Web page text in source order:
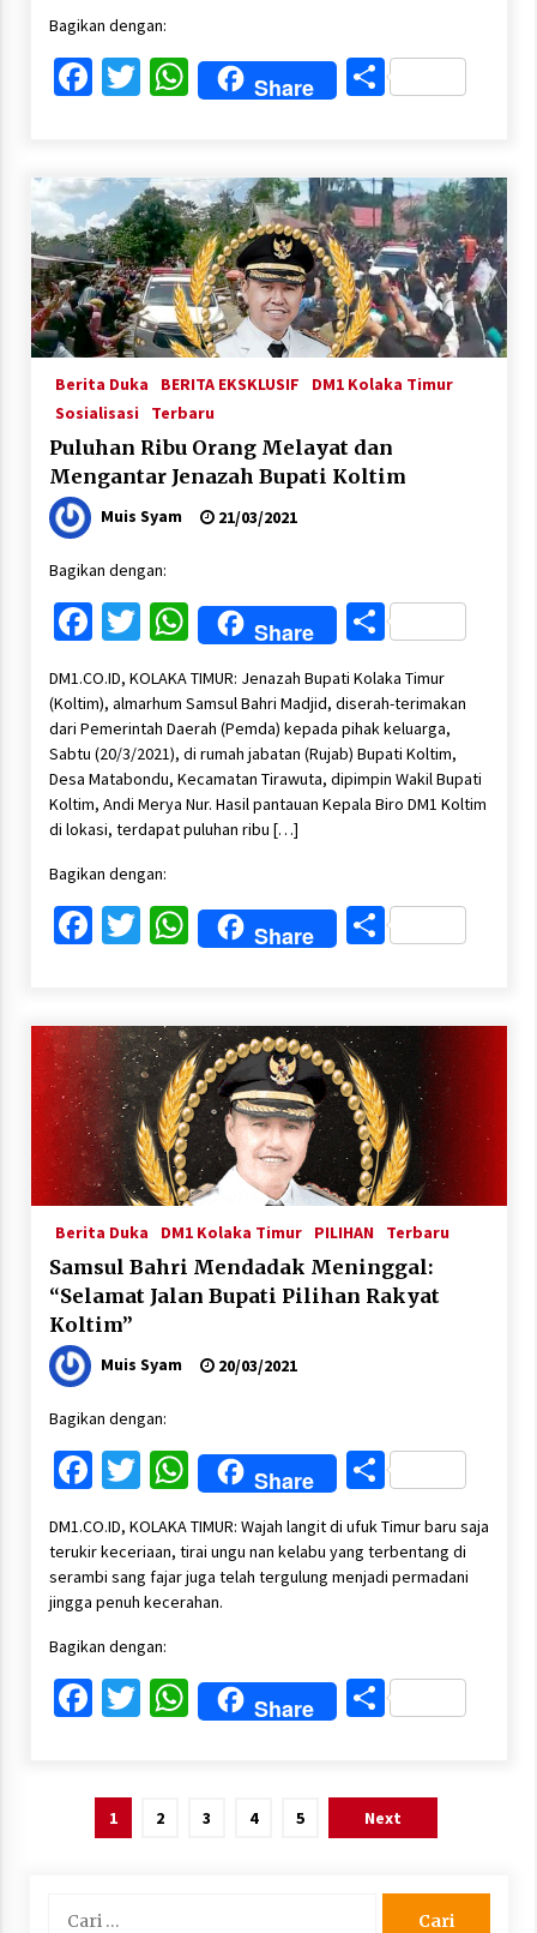
Bagikan dengan:
Facebook
Twitter
WhatsApp
Share Share
Berita Duka BERITA EKSKLUSIF
DM1 Kolaka Timur
Sosialisasi
Terbaru
Puluhan Ribu Orang Melayat dan
Mengantar Jenazah Bupati Koltim
Muis Syam 21/03/2021
Bagikan dengan:
Facebook
Twitter
WhatsApp
Share Share
DM1.CO.ID, KOLAKA TIMUR: Jenazah Bupati Kolaka Timur
(Koltim), almarhum Samsul Bahri Madjid, diserah-terimakan
dari Pemerintah Daerah (Pemda) kepada pihak keluarga,
Sabtu (20/3/2021), di rumah jabatan (Rujab) Bupati Koltim,
Desa Matabondu, Kecamatan Tirawuta, dipimpin Wakil Bupati
Koltim, Andi Merya Nur. Hasil pantauan Kepala Biro DM1 Koltim
di lokasi, terdapat puluhan ribu […]
Bagikan dengan:
Facebook
Twitter
WhatsApp
Share Share
Berita Duka DM1 Kolaka Timur PILIHAN Terbaru
Samsul Bahri Mendadak Meninggal:
“Selamat Jalan Bupati Pilihan Rakyat
Koltim”
Muis Syam 20/03/2021
Bagikan dengan:
Facebook
Twitter
WhatsApp
Share Share
DM1.CO.ID, KOLAKA TIMUR: Wajah langit di ufuk Timur baru saja
terukir keceriaan, tirai ungu nan kelabu yang terbentang di
serambi sang fajar juga telah tergulung menjadi permadani
jingga penuh kecerahan.
Bagikan dengan:
Facebook
Twitter
WhatsApp
Share Share
Paginasi
1 2 3 4 5 Next